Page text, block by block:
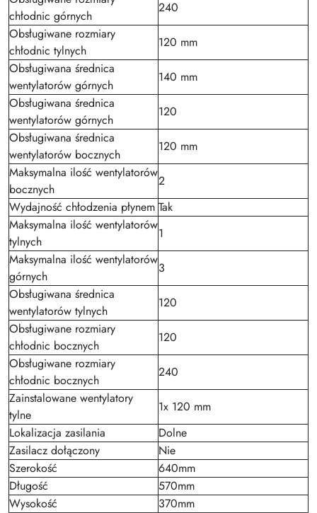
chłodnic górnych
240
Obsługiwane rozmiary
chłodnic tylnych
120 mm
Obsługiwana średnica
wentylatorów górnych
140 mm
Obsługiwana średnica
wentylatorów górnych
120
Obsługiwana średnica
wentylatorów bocznych
120 mm
Maksymalna ilość wentylatorów
bocznych
2
Wydajność chłodzenia płynem Tak
Maksymalna ilość wentylatorów
tylnych
1
Maksymalna ilość wentylatorów
górnych
3
Obsługiwana średnica
wentylatorów tylnych
120
Obsługiwane rozmiary
chłodnic bocznych
120
Obsługiwane rozmiary
chłodnic bocznych
240
Zainstalowane wentylatory
tylne
1x 120 mm
Lokalizacja zasilania
Dolne
Zasilacz dołączony
Nie
Szerokość
640mm
Długość
570mm
Wysokość
370mm